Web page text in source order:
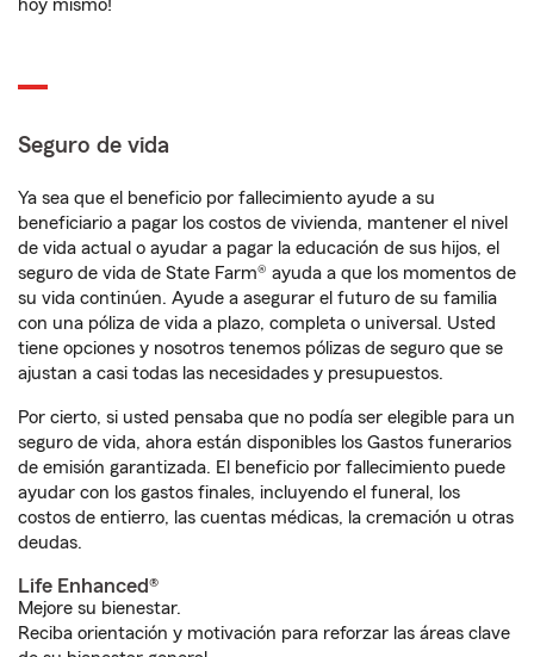
hoy mismo!
Seguro de vida
Ya sea que el beneficio por fallecimiento ayude a su
beneficiario a pagar los costos de vivienda, mantener el nivel
de vida actual o ayudar a pagar la educación de sus hijos, el
seguro de vida de State Farm® ayuda a que los momentos de
su vida continúen. Ayude a asegurar el futuro de su familia
con una póliza de vida a plazo, completa o universal. Usted
tiene opciones y nosotros tenemos pólizas de seguro que se
ajustan a casi todas las necesidades y presupuestos.
Por cierto, si usted pensaba que no podía ser elegible para un
seguro de vida, ahora están disponibles los Gastos funerarios
de emisión garantizada. El beneficio por fallecimiento puede
ayudar con los gastos finales, incluyendo el funeral, los
costos de entierro, las cuentas médicas, la cremación u otras
deudas.
Life Enhanced®
Mejore su bienestar.
Reciba orientación y motivación para reforzar las áreas clave